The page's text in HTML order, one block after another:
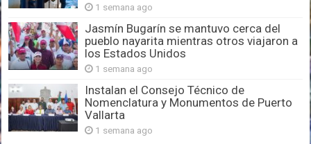
1 semana ago
Jasmín Bugarín se mantuvo cerca del
pueblo nayarita mientras otros viajaron a
los Estados Unidos
1 semana ago
Instalan el Consejo Técnico de
Nomenclatura y Monumentos de Puerto
Vallarta
1 semana ago